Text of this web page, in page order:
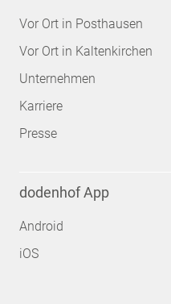
Vor Ort in Posthausen
Vor Ort in Kaltenkirchen
Unternehmen
Karriere
Presse
dodenhof App
Android
iOS